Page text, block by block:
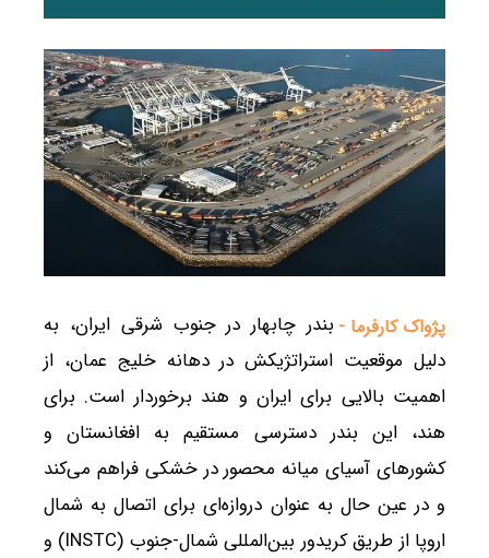
پژواک کارفرما - بندر چابهار در جنوب شرقی ایران، به
دلیل موقعیت استراتژیکش در دهانه خلیج عمان، از
اهمیت بالایی برای ایران و هند برخوردار است. برای
هند، این بندر دسترسی مستقیم به افغانستان و
کشورهای آسیای میانه محصور در خشکی فراهم می‌کند
و در عین حال به عنوان دروازه‌ای برای اتصال به شمال
اروپا از طریق کریدور بین‌المللی شمال-جنوب (INSTC) و